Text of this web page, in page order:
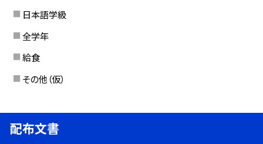
日本語学級
全学年
給食
その他（仮）
配布文書